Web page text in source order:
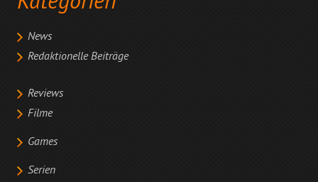
News
Redaktionelle Beiträge
Reviews
Filme
Games
Serien